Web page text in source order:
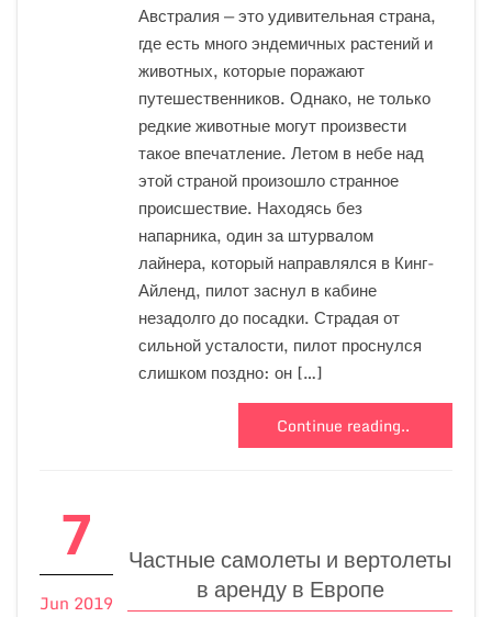
Австралия — это удивительная страна,
где есть много эндемичных растений и
животных, которые поражают
путешественников. Однако, не только
редкие животные могут произвести
такое впечатление. Летом в небе над
этой страной произошло странное
происшествие. Находясь без
напарника, один за штурвалом
лайнера, который направлялся в Кинг-
Айленд, пилот заснул в кабине
незадолго до посадки. Страдая от
сильной усталости, пилот проснулся
слишком поздно: он […]
Continue reading..
7
Jun 2019
Частные самолеты и вертолеты
в аренду в Европе